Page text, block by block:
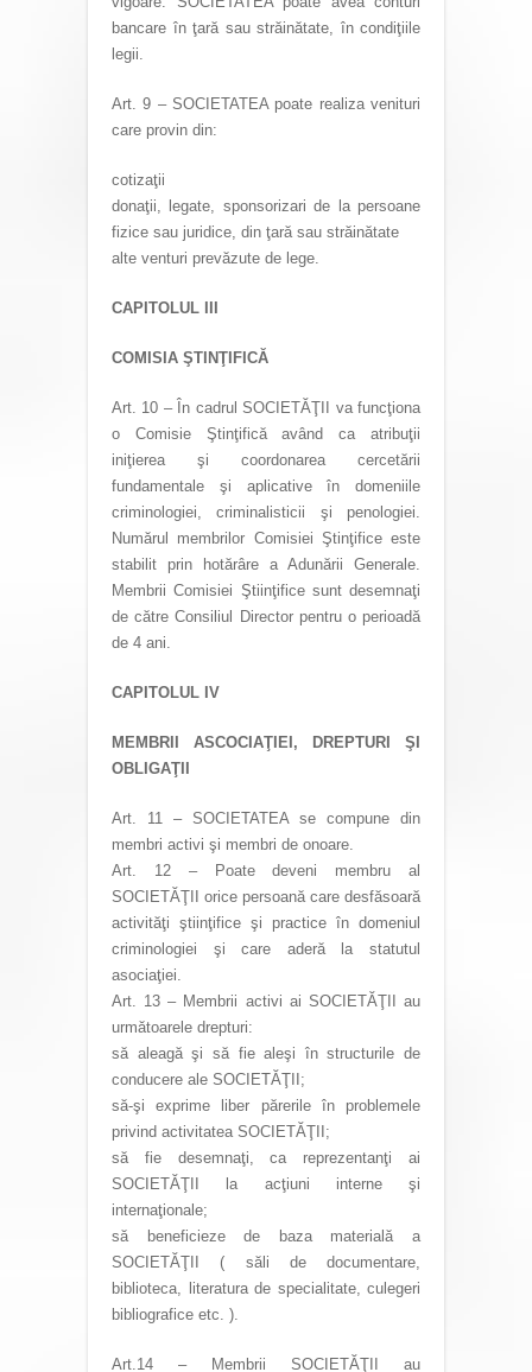
bancare în ţară sau străinătate, în condiţiile
legii.
Art. 9 – SOCIETATEA poate realiza venituri
care provin din:
cotizaţii
donaţii, legate, sponsorizari de la persoane
fizice sau juridice, din ţară sau străinătate
alte venturi prevăzute de lege.
CAPITOLUL III
COMISIA ŞTINŢIFICĂ
Art. 10 – În cadrul SOCIETĂŢII va funcţiona
o Comisie Ştinţifică având ca atribuţii
iniţierea şi coordonarea cercetării
fundamentale şi aplicative în domeniile
criminologiei, criminalisticii şi penologiei.
Numărul membrilor Comisiei Ştinţifice este
stabilit prin hotărâre a Adunării Generale.
Membrii Comisiei Ştiinţifice sunt desemnaţi
de către Consiliul Director pentru o perioadă
de 4 ani.
CAPITOLUL IV
MEMBRII ASCOCIAŢIEI, DREPTURI ŞI
OBLIGAŢII
Art. 11 – SOCIETATEA se compune din
membri activi şi membri de onoare.
Art. 12 – Poate deveni membru al
SOCIETĂŢII orice persoană care desfăsoară
activităţi ştiinţifice şi practice în domeniul
criminologiei şi care aderă la statutul
asociaţiei.
Art. 13 – Membrii activi ai SOCIETĂŢII au
următoarele drepturi:
să aleagă şi să fie aleşi în structurile de
conducere ale SOCIETĂŢII;
să-şi exprime liber părerile în problemele
privind activitatea SOCIETĂŢII;
să fie desemnaţi, ca reprezentanţi ai
SOCIETĂŢII la acţiuni interne şi
internaţionale;
să beneficieze de baza materială a
SOCIETĂŢII ( săli de documentare,
biblioteca, literatura de specialitate, culegeri
bibliografice etc. ).
Art.14 – Membrii SOCIETĂŢII au